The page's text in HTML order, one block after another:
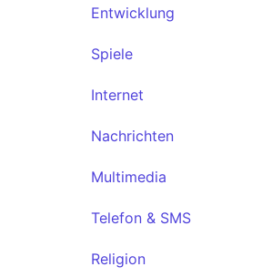
Entwicklung
Spiele
Internet
Nachrichten
Multimedia
Telefon & SMS
Religion